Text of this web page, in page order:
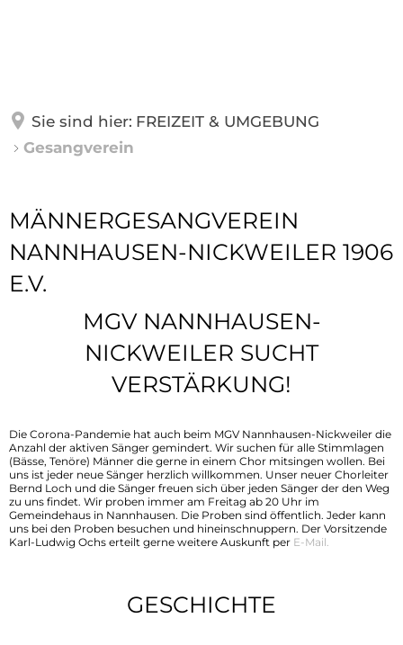
Ortsbürgermeister
Gemeindehaus
Mitteilungen
Seniorenbeauftragte
Jugend- & Familienbeauftragte
Kirchengemeinden
Jugendraum
Gesangverein
Schmiedelpark
Nachbargemeinden
Bürgerbus
GEWERBE
Sie sind hier: FREIZEIT & UMGEBUNG
Gesangverein
Gesangverein
MÄNNERGESANGVEREIN
NANNHAUSEN-NICKWEILER 1906
E.V.
MGV NANNHAUSEN-
NICKWEILER SUCHT
VERSTÄRKUNG!
Die Corona-Pandemie hat auch beim MGV Nannhausen-Nickweiler die
Anzahl der aktiven Sänger gemindert. Wir suchen für alle Stimmlagen
(Bässe, Tenöre) Männer die gerne in einem Chor mitsingen wollen. Bei
uns ist jeder neue Sänger herzlich willkommen. Unser neuer Chorleiter
Bernd Loch und die Sänger freuen sich über jeden Sänger der den Weg
zu uns findet. Wir proben immer am Freitag ab 20 Uhr im
Gemeindehaus in Nannhausen. Die Proben sind öffentlich. Jeder kann
uns bei den Proben besuchen und hineinschnuppern. Der Vorsitzende
Karl-Ludwig Ochs erteilt gerne weitere Auskunft per E-Mail.
GESCHICHTE